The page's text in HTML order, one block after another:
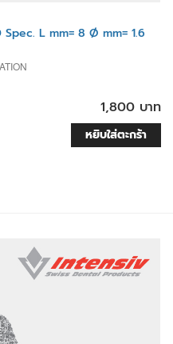
Spec. L mm= 8 Ø mm= 1.6
1,800 บาท
หยิบใส่ตะกร้า